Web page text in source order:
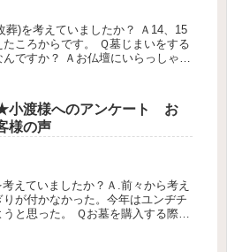
葬)を考えていましたか？ Ａ14、15
ころからです。 Ｑ墓じまいをする
ですか？ Ａお仏壇にいらっしゃる
小渡様へのアンケート お
様の声
えていましたか？Ａ.前々から考え
が付かなかった。今年はユンヂチ
と思った。 Ｑお墓を購入する際に